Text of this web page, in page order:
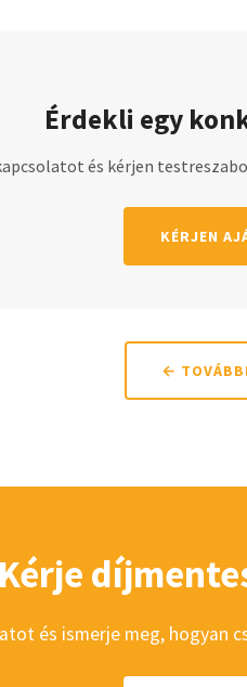
Érdekli egy
és kérjen
KÉRJEN
←
Kérje
és ismerje meg,